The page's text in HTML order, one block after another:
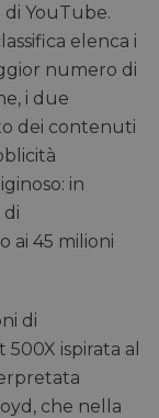
di YouTube.
elenca i
numero di
i due
dei contenuti
in
ai 45 milioni
di
ispirata al
che nella